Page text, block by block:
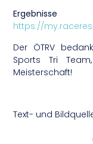
Ergebnisse
https://
Der ÖTRV
Sports Tri
Meisterschaft!
Text- und